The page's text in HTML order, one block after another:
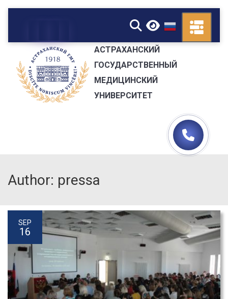
▼
АСТРАХАНСКИЙ
ГОСУДАРСТВЕННЫЙ
МЕДИЦИНСКИЙ
УНИВЕРСИТЕТ
Author: pressa
SEP
16